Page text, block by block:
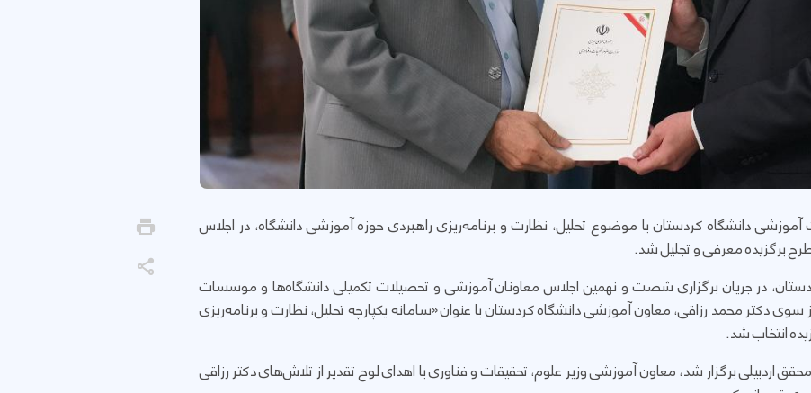
دانشگاه کردستان با موضوع تحلیل، نظارت و برنامه‌ریزی راهبردی حوزه آموزشی دانشگاه، در اجلاس
برگزیده معرفی و تجلیل شد.
در جریان برگزاری شصت و نهمین اجلاس معاونان آموزشی و تحصیلات تکمیلی دانشگاه‌ها و موسسات
دکتر محمد رزاقی، معاون آموزشی دانشگاه کردستان با عنوان «سامانه یکپارچه تحلیل، نظارت و برنامه‌ریزی
انتخاب شد.
اردبیلی برگزار شد، معاون آموزشی وزیر علوم، تحقیقات و فناوری با اهدای لوح تقدیر از تلاش‌های دکتر رزاقی